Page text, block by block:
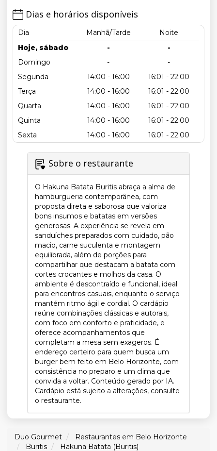
Dias e horários disponíveis
Dia Manhã/Tarde
Noite
Hoje, sábado
-
-
Domingo
-
-
Segunda
14:00 - 16:00
16:01 - 22:00
Terça
14:00 - 16:00
16:01 - 22:00
Quarta
14:00 - 16:00
16:01 - 22:00
Quinta
14:00 - 16:00
16:01 - 22:00
Sexta
14:00 - 16:00 16:01 - 22:00
Sobre o restaurante
O Hakuna Batata Buritis abraça a alma de
hamburgueria contemporânea, com
proposta direta e saborosa que valoriza
bons insumos e batatas em versões
generosas. A experiência se revela em
sanduíches preparados com cuidado, pão
macio, carne suculenta e montagem
equilibrada, além de porções para
compartilhar que destacam a batata com
cortes crocantes e molhos da casa. O
ambiente é descontraído e funcional, ideal
para encontros casuais, enquanto o serviço
mantém ritmo ágil e cordial. O cardápio
reúne combinações clássicas e autorais,
com foco em conforto e praticidade, e
oferece acompanhamentos que
completam a mesa sem exageros. É
endereço certeiro para quem busca um
burger bem feito em Belo Horizonte, com
consistência no preparo e um clima que
convida a voltar. Conteúdo gerado por IA.
Cardápio está sujeito a alterações, consulte
o restaurante.
Duo Gourmet
Restaurantes em Belo Horizonte
Buritis
Hakuna Batata (Buritis)